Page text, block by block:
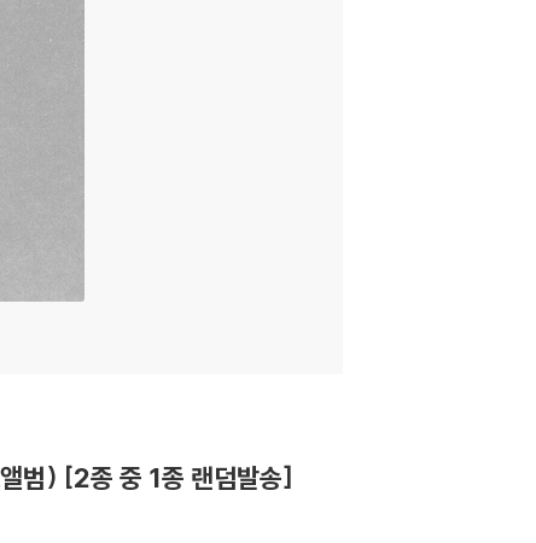
) [2종 중 1종 랜덤발송]